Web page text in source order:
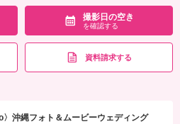
テンド、ファミリーフォト撮影料金
撮影日の空き
を確認する
撮影日の空き
を確認する
資料請求する
沖縄フォト＆ムービーウェディング